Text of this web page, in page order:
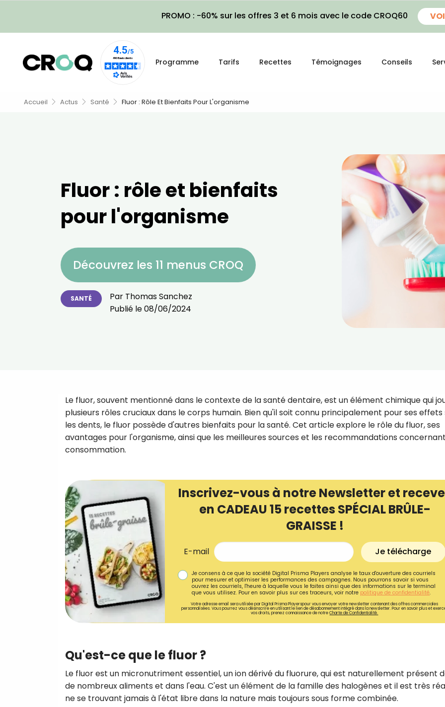
PROMO : -60% sur les offres 3 et 6 mois avec le code CROQ60
Programme Tarifs Recettes Témoignages Conseils
Accueil Actus Santé Fluor : Rôle Et Bienfaits Pour L'organisme
Fluor : rôle et bienfaits
pour l'organisme
Découvrez les 11 menus CROQ
SANTÉ Par Thomas Sanchez
Publié le08/06/2024
Le fluor, souvent mentionné dans le contexte de la santé dentaire, est un élément chimique qui
plusieurs rôles cruciaux dans le corps humain. Bien qu'il soit connu principalement pour ses effets
les dents, le fluor possède d'autres bienfaits pour la santé. Cet article explore le rôle du fluor, ses
avantages pour l'organisme, ainsi que les meilleures sources et les recommandations
consommation.
Inscrivez-vous à notre Newsletter et
en CADEAU 15 recettes SPÉCIAL BRÛLE-
GRAISSE !
E-mail Je télécharge
Je consens à ce que la société Digital Prisma Players analyse le taux d'ouverture des courriels
pour mesurer et optimiser les performances des campagnes. Nous pourrons savoir si vous
ouvrez les courriels, l'heure à laquelle vous le faites ainsi que des informations sur le terminal
que vous utilisez. Pour en savoir plus sur ces traceurs, voir notre politique de confidentialité.
Votre adresse email sera utilisée par Digital Prisma Playerspour vous envoyer votre newsletter contenant des offres commerciales
personnalisées. Vous pourrez vous désinscrire en utilisant le lien de désabonnement intégré dans la newsletter. Pour en savoir plus et
vos droits, prenez connaissance de notreCharte de Confidentialité.
Qu'est-ce que le fluor ?
Le fluor est un micronutriment essentiel, un ion dérivé du fluorure, qui est naturellement présent
de nombreux aliments et dans l'eau. C'est un élément de la famille des halogènes et il est très
ne se trouvant jamais à l'état libre dans la nature mais toujours sous forme combinée.